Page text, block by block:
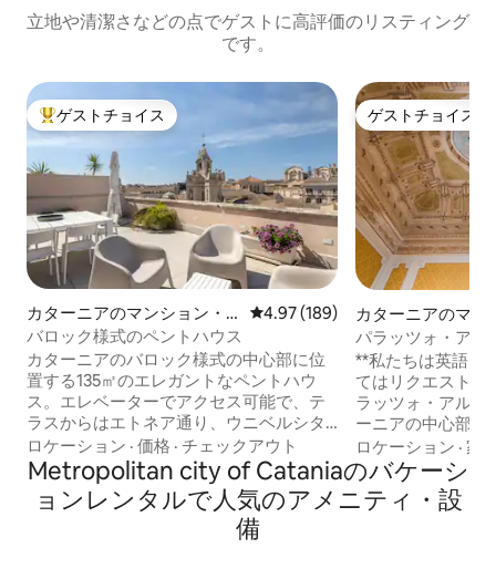
立地や清潔さなどの点でゲストに高評価のリスティング
です。
大好評のゲストチョイスです。
ゲストチョイス
カターニアのマンション・
アパート
レビュー189件、5つ星中4.97つ
4.97 (189)
バロック様式のペントハウス
カターニアのバロック様式の中心部に位
置する135㎡のエレガントなペントハウ
ス。エレベーターでアクセス可能で、テ
ラスからはエトネア通り、ウニベルシタ
広場を見渡すことができます。アパート
メントは、設備の整ったキッチン（食器
洗い機、オーブン、IHコンロ、コーヒー
メーカー、電子レンジ）を備えた広いリ
ビングエリアと、それぞれ専用バスルー
ロケーション · 価格 · チェックアウト
ゲストチョイス
ゲストチョイス
カターニアのマン
パート
パラッツォ・アル
中心部での豪華な
**私たちは英語を
てはリクエストを
ラッツォ・アルチ
ーニアの中心部に
で、ドゥオモ広
メートルの理想的
ートは、無料Wi-
の宿泊施設です。
ロケーション ·家
Metropolitan city of Cataniaのバケーシ
ョンレンタルで人気のアメニティ・設
備